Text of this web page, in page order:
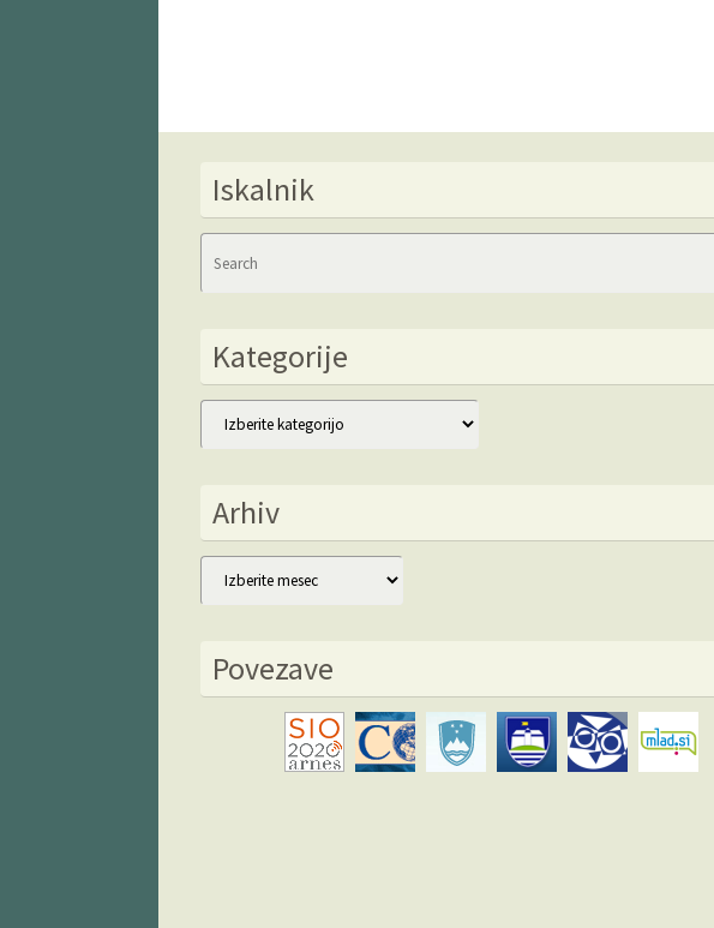
Iskalnik
Kategorije
Kategorije
Arhiv
Arhiv
Povezave